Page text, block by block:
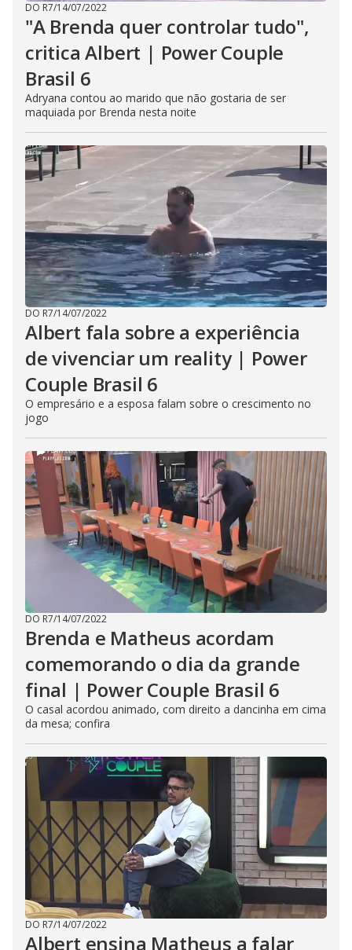
DO R7/14/07/2022
"A Brenda quer controlar tudo",
critica Albert | Power Couple
Brasil 6
Adryana contou ao marido que não gostaria de ser
maquiada por Brenda nesta noite
DO R7/14/07/2022
Albert fala sobre a experiência
de vivenciar um reality | Power
Couple Brasil 6
O empresário e a esposa falam sobre o crescimento no
jogo
DO R7/14/07/2022
Brenda e Matheus acordam
comemorando o dia da grande
final | Power Couple Brasil 6
O casal acordou animado, com direito a dancinha em cima
da mesa; confira
DO R7/14/07/2022
Albert ensina Matheus a falar